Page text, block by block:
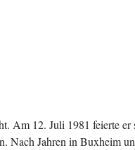
Am 12. Juli 1981 feierte
Nach Jahren in Buxheim